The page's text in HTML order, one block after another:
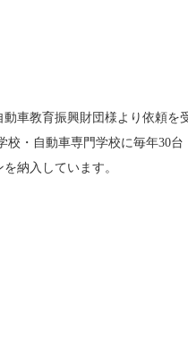
動車教育振興財団様より依頼を
校・自動車専門学校に毎年30台
納入しています。